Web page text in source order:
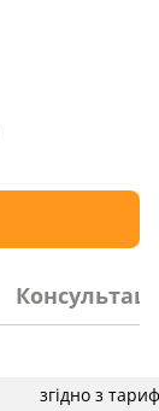
згідно з